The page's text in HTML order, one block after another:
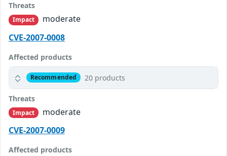
Threats
Impact
moderate
CVE-2007-0008
Affected products
Recommended 20 products
Threats
Impact
moderate
CVE-2007-0009
Affected products